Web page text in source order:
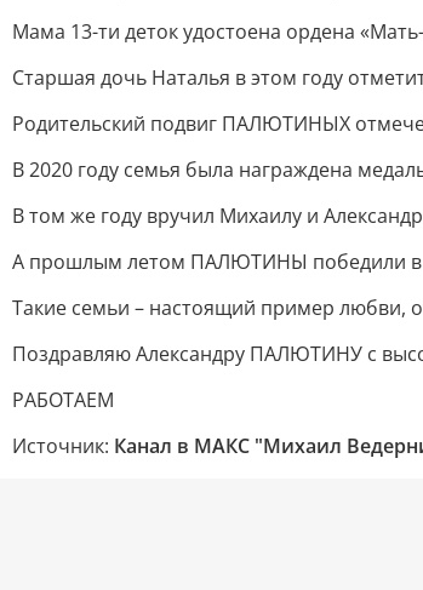
Мама 13-ти деток удостоена ордена
Старшая дочь Наталья в этом году
Родительский подвиг ПАЛЮТИНЫХ
В 2020 году семья была награждена
В том же году вручил Михаилу и
А прошлым летом ПАЛЮТИНЫ победили в
Такие семьи – настоящий пример любви,
Поздравляю Александру ПАЛЮТИНУ с
РАБОТАЕМ
Источник: Канал в МАКС "Михаил